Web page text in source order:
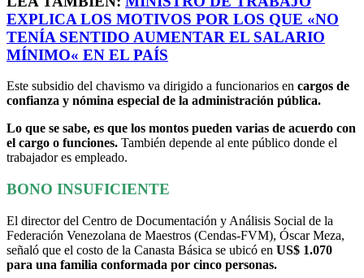
EXPLICA LOS MOTIVOS POR LOS QUE «NO
TENÍA SENTIDO AUMENTAR EL SALARIO
MÍNIMO« EN EL PAÍS
Este subsidio del chavismo va dirigido a funcionarios en cargos de
confianza y nómina especial de la administración pública.
Lo que se sabe, es que los montos pueden varias de acuerdo con
el cargo o funciones. También depende al ente público donde el
trabajador es empleado.
BONO INSUFICIENTE
El director del Centro de Documentación y Análisis Social de la
Federación Venezolana de Maestros (Cendas-FVM), Óscar Meza,
señaló que el costo de la Canasta Básica se ubicó en US$ 1.070
para una familia conformada por cinco personas.